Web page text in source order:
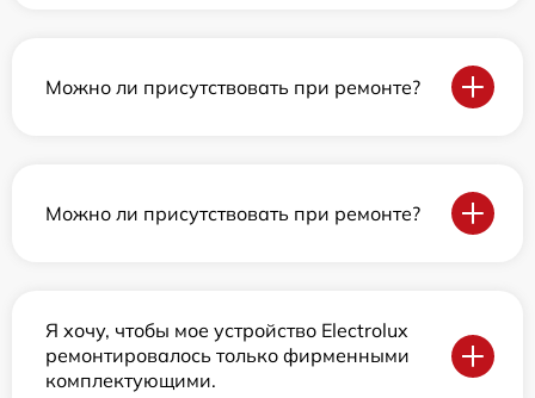
Можно ли присутствовать при ремонте?
Можно ли присутствовать при ремонте?
Я хочу, чтобы мое устройство Electrolux
ремонтировалось только фирменными
комплектующими.